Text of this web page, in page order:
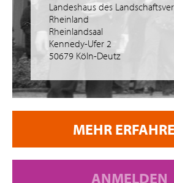
Landeshaus des
Rheinland
Rheinlandsaal
Kennedy-Ufer 2
50679 Köln-Deutz
MEHR
ANMELDEN